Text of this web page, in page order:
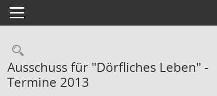
Toggle navigation
Rechercheauswahl
Ausschuss für "Dörfliches Leben" -
Termine 2013